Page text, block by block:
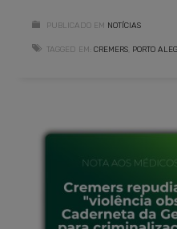
PUBLICADO EM NOTÍCIAS
TAGGED EM: CREMERS PORTO